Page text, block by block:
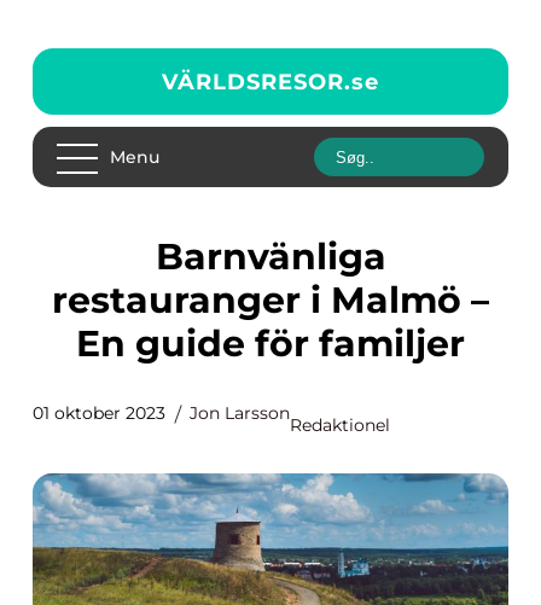
VÄRLDSRESOR.se
Menu
Barnvänliga
restauranger i Malmö –
En guide för familjer
01 oktober 2023 Jon Larsson
Redaktionel